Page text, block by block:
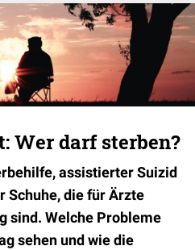
Wer darf sterben?
assistierter Suizid
Schuhe, die für Ärzte
sind. Welche Probleme
sehen und wie die